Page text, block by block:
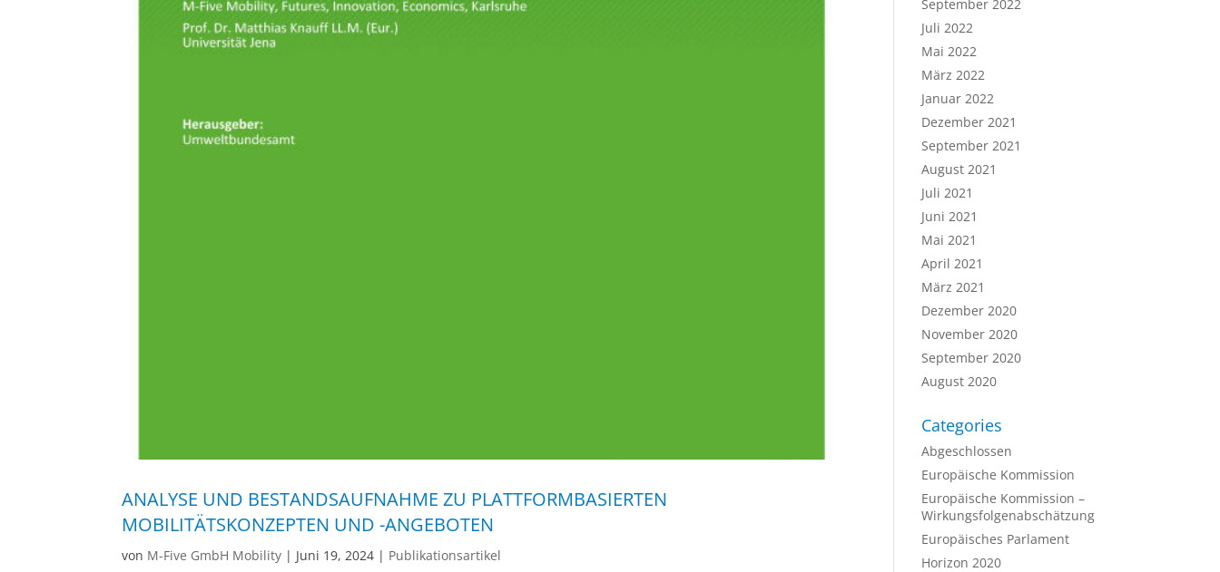
ANALYSE UND BESTANDSAUFNAHME ZU PLATTFORMBASIERTEN
MOBILITÄTSKONZEPTEN UND -ANGEBOTEN
von M-Five GmbH Mobility | Juni 19, 2024 | Publikationsartikel
September 2022
Juli 2022
Mai 2022
März 2022
Januar 2022
Dezember 2021
September 2021
August 2021
Juli 2021
Juni 2021
Mai 2021
April 2021
März 2021
Dezember 2020
November 2020
September 2020
August 2020
Categories
Abgeschlossen
Europäische Kommission
Europäische Kommission –
Wirkungsfolgenabschätzung
Europäisches Parlament
Horizon 2020